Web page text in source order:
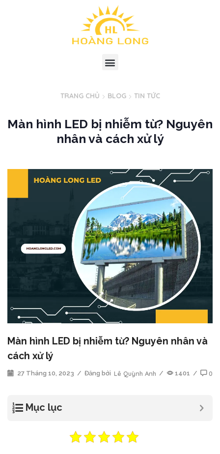
TRANG CHỦ BLOG TIN TỨC
Màn hình LED bị nhiễm từ? Nguyên
nhân và cách xử lý
Màn hình LED bị nhiễm từ? Nguyên nhân và
cách xử lý
27 Tháng 10, 2023 / Đăng bởi Lê Quỳnh Anh / 1401 / 0
Mục lục